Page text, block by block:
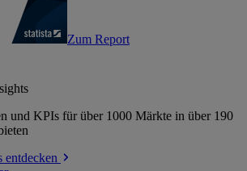
Zum Report
und KPIs für über 1000 Märkte in über 190
entdecken